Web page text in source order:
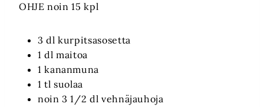
OHJE noin 15 kpl
3 dl kurpitsasosetta
1 dl maitoa
1 kananmuna
1 tl suolaa
noin 3 1/2 dl vehnäjauhoja